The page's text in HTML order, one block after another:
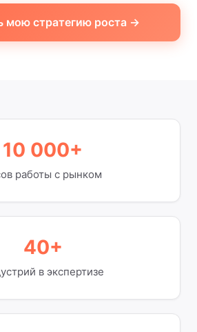
мою стратегию роста →
10 000+
работы с рынком
40+
в экспертизе